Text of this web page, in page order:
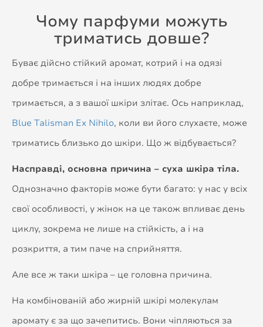
Чому парфуми можуть
триматись довше?
Буває дійсно стійкий аромат, котрий і на одязі
добре тримається і на інших людях добре
тримається, а з вашої шкіри злітає. Ось наприклад,
Blue Talisman Ex Nihilo, коли ви його слухаєте, може
триматись близько до шкіри. Що ж відбувається?
Насправді, основна причина – суха шкіра тіла.
Однозначно факторів може бути багато: у нас у всіх
свої особливості, у жінок на це також впливає день
циклу, зокрема не лише на стійкість, а і на
розкриття, а тим паче на сприйняття.
Але все ж таки шкіра – це головна причина.
На комбінованій або жирній шкірі молекулам
аромату є за що зачепитись. Вони чіпляються за